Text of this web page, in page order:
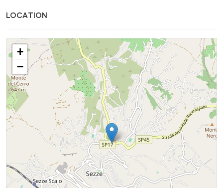
LOCATION
+
−